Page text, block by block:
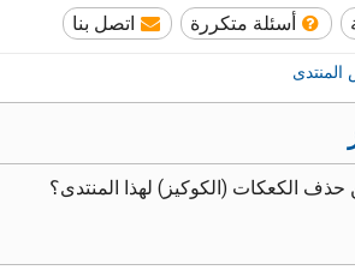
أسئلة متكررة اتصل بنا
الكعكات (الكوكيز) لهذا المنتدى؟